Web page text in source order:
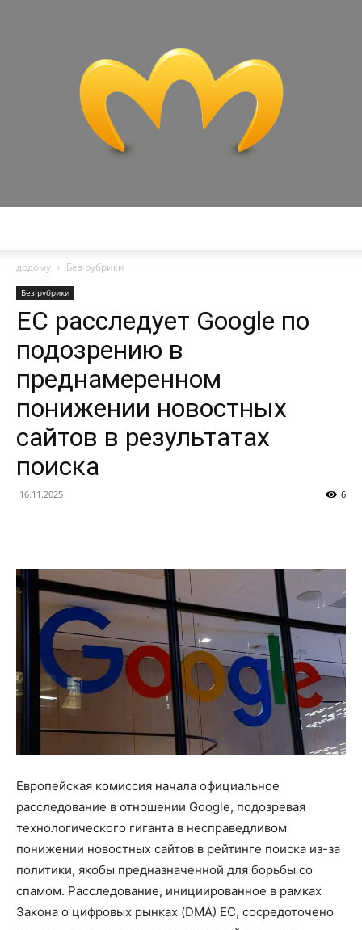
додому
Без рубрики
Без рубрики
ЕС расследует Google по
подозрению в
преднамеренном
понижении новостных
сайтов в результатах
поиска
16.11.2025 6
Европейская комиссия начала официальное
расследование в отношении Google, подозревая
технологического гиганта в несправедливом
понижении новостных сайтов в рейтинге поиска из-за
политики, якобы предназначенной для борьбы со
спамом. Расследование, инициированное в рамках
Закона о цифровых рынках (DMA) ЕС, сосредоточено